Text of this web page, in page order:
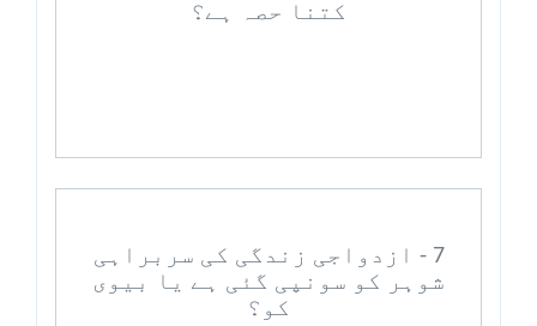
کتنا حصہ ہے؟
7 - ازدواجی زندگی کی سربراہی
شوہر کو سونپی گئی ہے یا بیوی
کو؟